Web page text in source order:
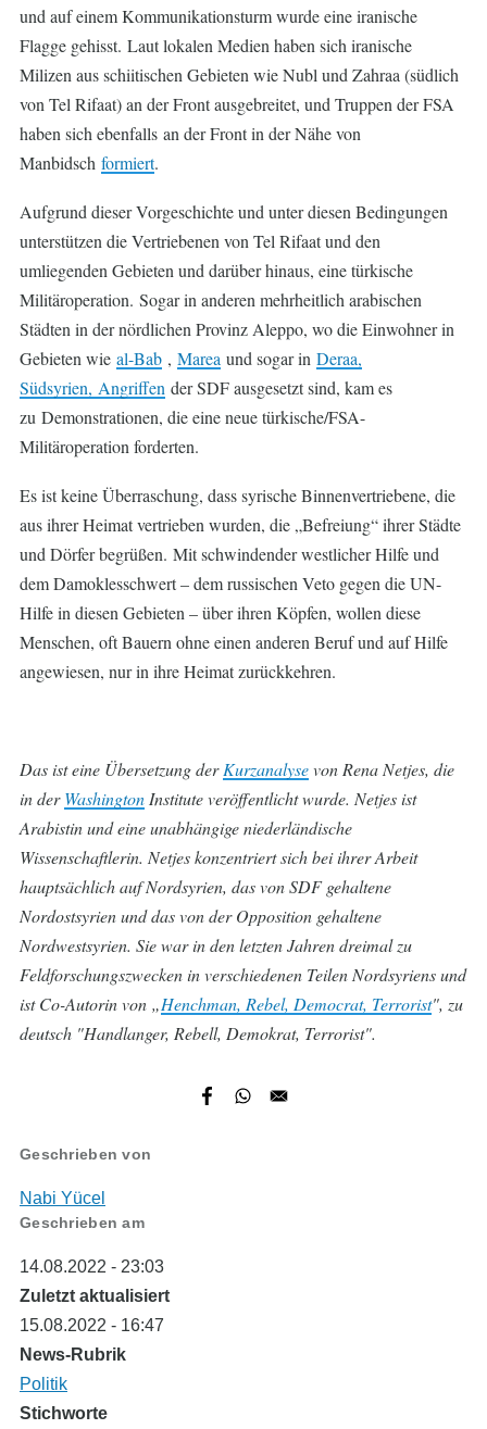
und auf einem Kommunikationsturm wurde eine iranische
Flagge gehisst. Laut lokalen Medien haben sich iranische
Milizen aus schiitischen Gebieten wie Nubl und Zahraa (südlich
von Tel Rifaat) an der Front ausgebreitet, und Truppen der FSA
haben sich ebenfalls an der Front in der Nähe von
Manbidsch formiert.
Aufgrund dieser Vorgeschichte und unter diesen Bedingungen
unterstützen die Vertriebenen von Tel Rifaat und den
umliegenden Gebieten und darüber hinaus, eine türkische
Militäroperation. Sogar in anderen mehrheitlich arabischen
Städten in der nördlichen Provinz Aleppo, wo die Einwohner in
Gebieten wie al-Bab , Marea und sogar in Deraa,
Südsyrien, Angriffen der SDF ausgesetzt sind, kam es
zu Demonstrationen, die eine neue türkische/FSA-
Militäroperation forderten.
Es ist keine Überraschung, dass syrische Binnenvertriebene, die
aus ihrer Heimat vertrieben wurden, die „Befreiung“ ihrer Städte
und Dörfer begrüßen. Mit schwindender westlicher Hilfe und
dem Damoklesschwert – dem russischen Veto gegen die UN-
Hilfe in diesen Gebieten – über ihren Köpfen, wollen diese
Menschen, oft Bauern ohne einen anderen Beruf und auf Hilfe
angewiesen, nur in ihre Heimat zurückkehren.
Das ist eine Übersetzung derKurzanalysevon Rena Netjes, die
in derWashington Institute veröffentlicht wurde. Netjes ist
Arabistin und eine unabhängige niederländische
Wissenschaftlerin. Netjes konzentriert sich bei ihrer Arbeit
hauptsächlich auf Nordsyrien, das von SDF gehaltene
Nordostsyrien und das von der Opposition gehaltene
Nordwestsyrien. Sie war in den letzten Jahren dreimal zu
Feldforschungszwecken in verschiedenen Teilen Nordsyriens und
ist Co-Autorin von „Henchman, Rebel, Democrat, Terrorist", zu
deutsch "Handlanger, Rebell, Demokrat, Terrorist".
Geschrieben von
Nabi Yücel
Geschrieben am
14.08.2022 - 23:03
Zuletzt aktualisiert
15.08.2022 - 16:47
News-Rubrik
Politik
Stichworte